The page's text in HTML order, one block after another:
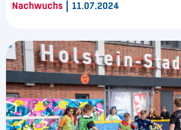
Nachwuchs 11.07.2024